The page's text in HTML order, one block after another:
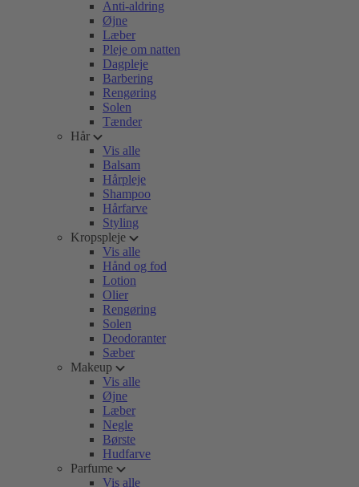
Anti-aldring
Øjne
Læber
Pleje om natten
Dagpleje
Barbering
Rengøring
Solen
Tænder
Hår
Vis alle
Balsam
Hårpleje
Shampoo
Hårfarve
Styling
Kropspleje
Vis alle
Hånd og fod
Lotion
Olier
Rengøring
Solen
Deodoranter
Sæber
Makeup
Vis alle
Øjne
Læber
Negle
Børste
Hudfarve
Parfume
Vis alle